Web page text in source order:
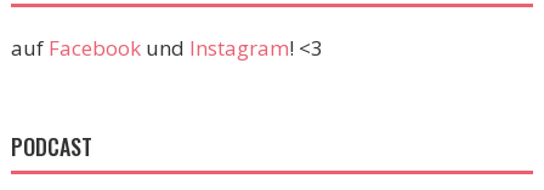
auf Facebookund Instagram! <3
PODCAST